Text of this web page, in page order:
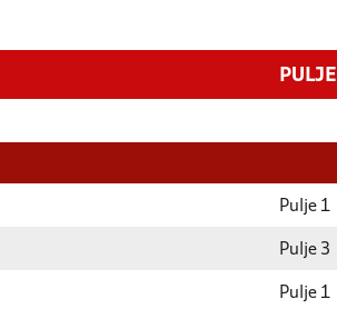
PULJE
Pulje 1
Pulje 3
Pulje 1